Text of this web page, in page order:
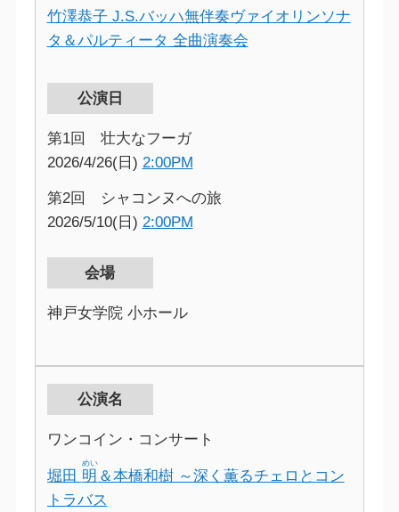
竹澤恭子 J.S.バッハ無伴奏ヴァイオリンソナ
タ＆パルティータ 全曲演奏会
公演日
第1回 壮大なフーガ
2026/4/26(日) 2:00PM
第2回 シャコンヌへの旅
2026/5/10(日) 2:00PM
会場
神戸女学院 小ホール
公演名
ワンコイン・コンサート
堀田 明
めい
＆本橋和樹 ～深く薫るチェロとコン
トラバス